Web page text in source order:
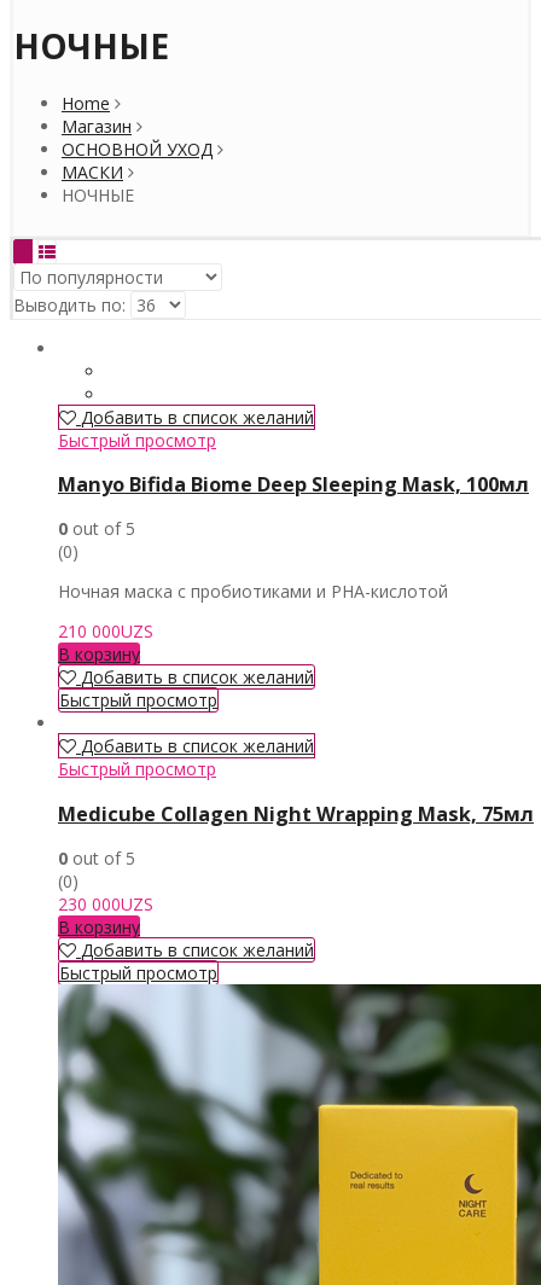
НОЧНЫЕ
Home
Магазин
ОСНОВНОЙ УХОД
МАСКИ
НОЧНЫЕ
Выводить по:
Добавить в список желаний
Быстрый просмотр
Manyo Bifida Biome Deep Sleeping Mask, 100мл
0 out of 5
(0)
Ночная маска с пробиотиками и PHA-кислотой
210 000UZS
В корзину
Добавить в список желаний
Быстрый просмотр
Добавить в список желаний
Быстрый просмотр
Medicube Collagen Night Wrapping Mask, 75мл
0 out of 5
(0)
230 000UZS
В корзину
Добавить в список желаний
Быстрый просмотр